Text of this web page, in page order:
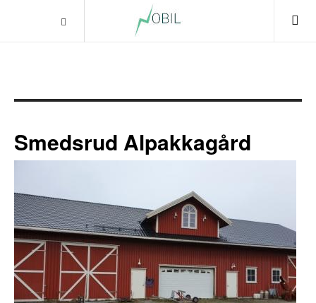
Smedsrud Alpakkagård